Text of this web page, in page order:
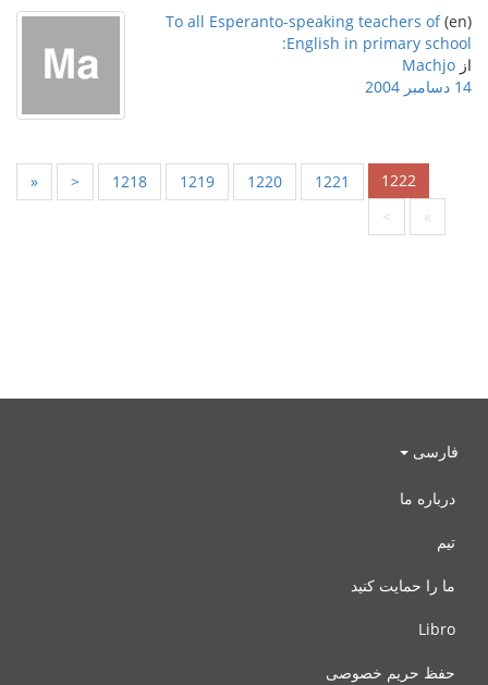
(en)
To all Esperanto-speaking teachers of
English in primary school:
از Machjo
14 دسامبر 2004
« < 1218 1219 1220 1221
1222
>
»
فارسی
درباره ما
تیم
ما را حمایت کنید
Libro
حفظ حریم خصوصی